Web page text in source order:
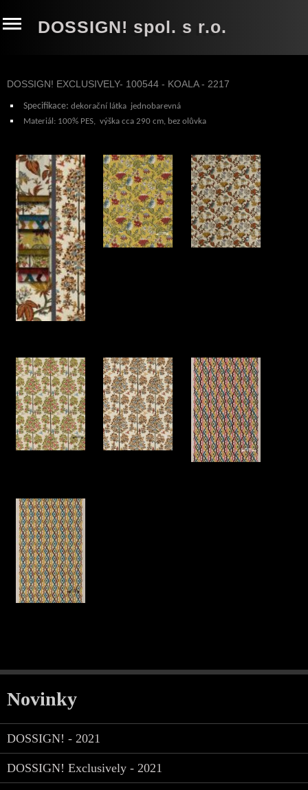
DOSSIGN! spol. s r.o.
DOSSIGN! EXCLUSIVELY- 100544 - KOALA - 2217
Specifikace: dekorační látka jednobarevná
Materiál: 100% PES, výška cca 290 cm, bez olůvka
Novinky
DOSSIGN! - 2021
DOSSIGN! Exclusively - 2021